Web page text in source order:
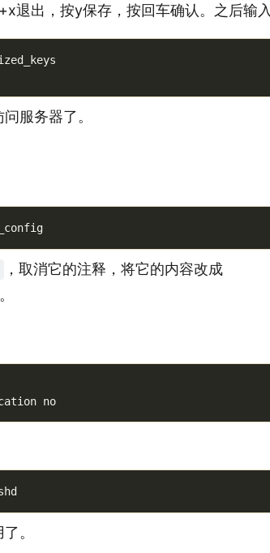
退出，按y保存，按回车确认。之后输入
服务器了。
，取消它的注释，将它的内容改成
。
。